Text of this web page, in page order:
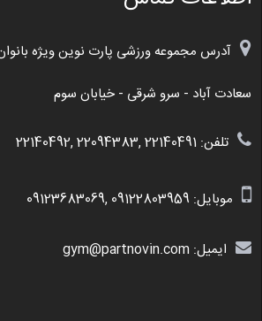
آدرس مجموعه ورزشی پارت نوین ویژه بانوان
سعادت آباد - سرو شرقی - خیابان سوم
تلفن: 22140491 ,22094383 ,22140492
موبایل: 09122803959
,
09123683069
ایمیل: gym@partnovin.com